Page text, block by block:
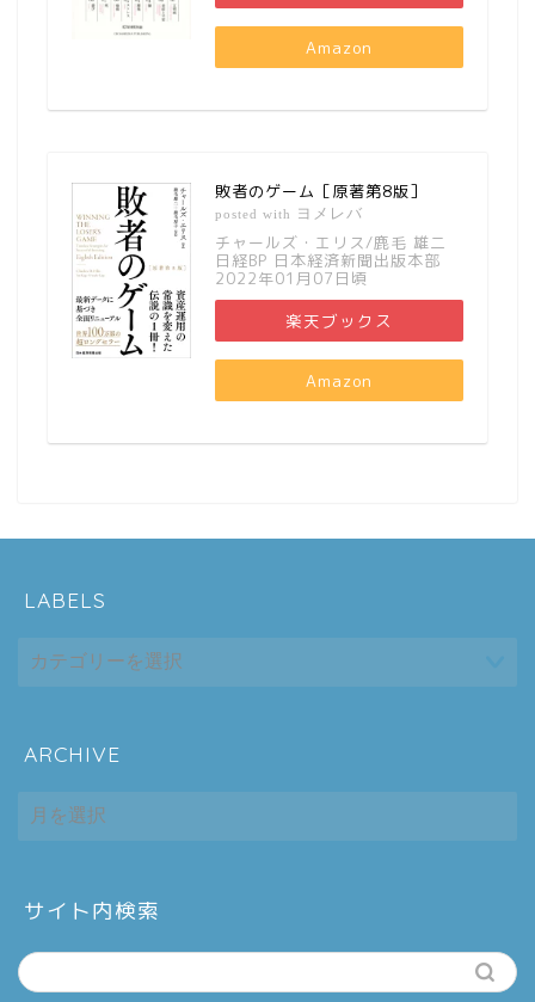
Amazon
敗者のゲーム［原著第8版］
posted with ヨメレバ
チャールズ・エリス/鹿毛 雄二
日経BP 日本経済新聞出版本部
2022年01月07日頃
楽天ブックス
Amazon
LABELS
ARCHIVE
ARCHIVE
サイト内検索